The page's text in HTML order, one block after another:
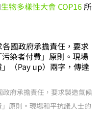
生物多樣性大會 COP16所
府承擔責任，要求製造氣候
原則。現場和平抗議人士的